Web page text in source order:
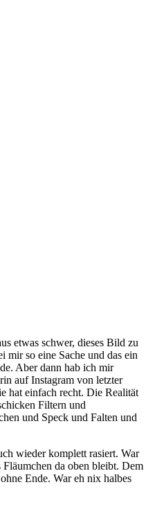
etwas schwer, dieses Bild zu
mir so eine Sache und das ein
Aber dann hab ich mir
auf Instagram von letzter
hat einfach recht. Die Realität
Filtern und
und Speck und Falten und
wieder komplett rasiert. War
da oben bleibt. Dem
Ende. War eh nix halbes